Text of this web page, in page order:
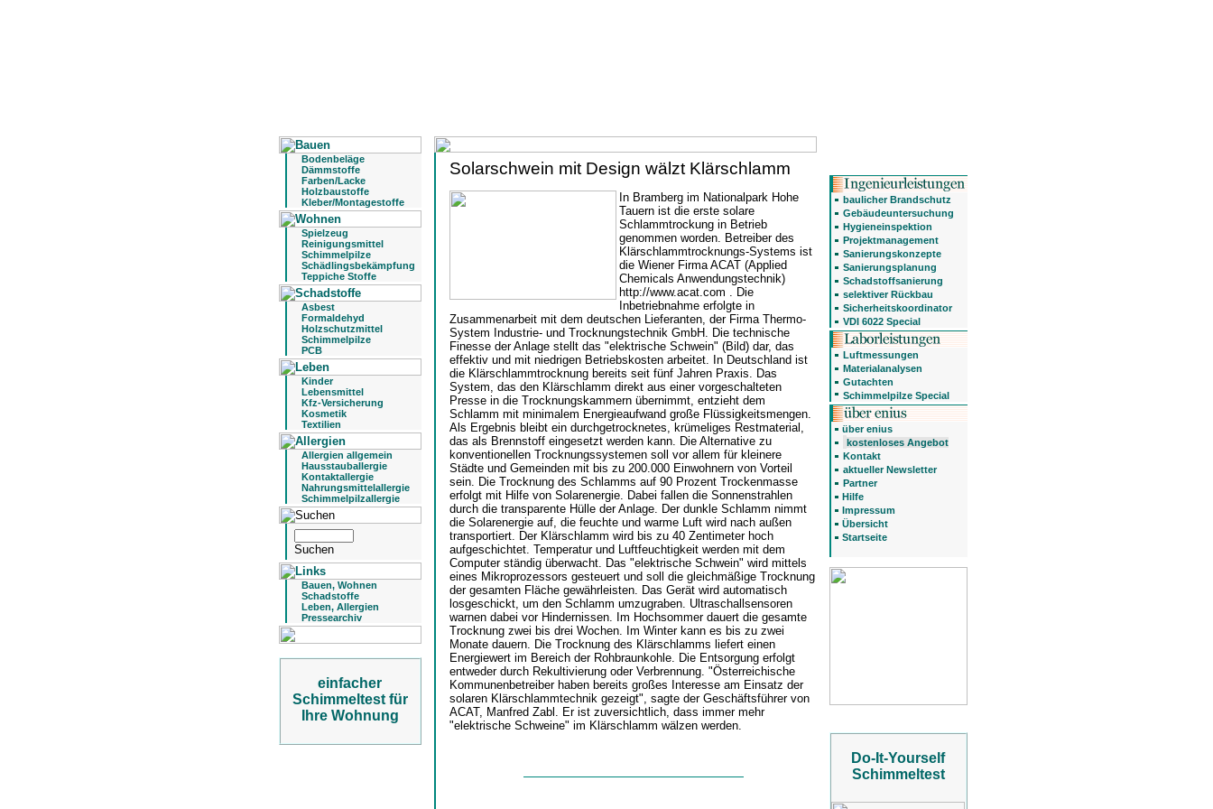
Bodenbeläge
Dämmstoffe
Farben/Lacke
Holzbaustoffe
Kleber/Montagestoffe
Spielzeug
Reinigungsmittel
Schimmelpilze
Schädlingsbekämpfung
Teppiche Stoffe
Asbest
Formaldehyd
Holzschutzmittel
Schimmelpilze
PCB
Kinder
Lebensmittel
Kfz-Versicherung
Kosmetik
Textilien
Allergien allgemein
Hausstauballergie
Kontaktallergie
Nahrungsmittelallergie
Schimmelpilzallergie
Bauen, Wohnen
Schadstoffe
Leben, Allergien
Pressearchiv
einfacher
Schimmeltest für
Ihre Wohnung
Solarschwein mit Design wälzt Klärschlamm
In Bramberg im Nationalpark Hohe
Tauern ist die erste solare
Schlammtrockung in Betrieb
genommen worden. Betreiber des
Klärschlammtrocknungs-Systems ist
die Wiener Firma ACAT (Applied
Chemicals Anwendungstechnik)
http://www.acat.com . Die
Inbetriebnahme erfolgte in
Zusammenarbeit mit dem deutschen Lieferanten, der Firma Thermo-
System Industrie- und Trocknungstechnik GmbH. Die technische
Finesse der Anlage stellt das "elektrische Schwein" (Bild) dar, das
effektiv und mit niedrigen Betriebskosten arbeitet. In Deutschland ist
die Klärschlammtrocknung bereits seit fünf Jahren Praxis. Das
System, das den Klärschlamm direkt aus einer vorgeschalteten
Presse in die Trocknungskammern übernimmt, entzieht dem
Schlamm mit minimalem Energieaufwand große Flüssigkeitsmengen.
Als Ergebnis bleibt ein durchgetrocknetes, krümeliges Restmaterial,
das als Brennstoff eingesetzt werden kann. Die Alternative zu
konventionellen Trocknungssystemen soll vor allem für kleinere
Städte und Gemeinden mit bis zu 200.000 Einwohnern von Vorteil
sein. Die Trocknung des Schlamms auf 90 Prozent Trockenmasse
erfolgt mit Hilfe von Solarenergie. Dabei fallen die Sonnenstrahlen
durch die transparente Hülle der Anlage. Der dunkle Schlamm nimmt
die Solarenergie auf, die feuchte und warme Luft wird nach außen
transportiert. Der Klärschlamm wird bis zu 40 Zentimeter hoch
aufgeschichtet. Temperatur und Luftfeuchtigkeit werden mit dem
Computer ständig überwacht. Das "elektrische Schwein" wird mittels
eines Mikroprozessors gesteuert und soll die gleichmäßige Trocknung
der gesamten Fläche gewährleisten. Das Gerät wird automatisch
losgeschickt, um den Schlamm umzugraben. Ultraschallsensoren
warnen dabei vor Hindernissen. Im Hochsommer dauert die gesamte
Trocknung zwei bis drei Wochen. Im Winter kann es bis zu zwei
Monate dauern. Die Trocknung des Klärschlamms liefert einen
Energiewert im Bereich der Rohbraunkohle. Die Entsorgung erfolgt
entweder durch Rekultivierung oder Verbrennung. "Österreichische
Kommunenbetreiber haben bereits großes Interesse am Einsatz der
solaren Klärschlammtechnik gezeigt", sagte der Geschäftsführer von
ACAT, Manfred Zabl. Er ist zuversichtlich, dass immer mehr
"elektrische Schweine" im Klärschlamm wälzen werden.
baulicher Brandschutz
Gebäudeuntersuchung
Hygieneinspektion
Projektmanagement
Sanierungskonzepte
Sanierungsplanung
Schadstoffsanierung
selektiver Rückbau
Sicherheitskoordinator
VDI 6022 Special
Luftmessungen
Materialanalysen
Gutachten
Schimmelpilze Special
über enius
kostenloses Angebot
Kontakt
aktueller Newsletter
Partner
Hilfe
Impressum
Übersicht
Startseite
Do-It-Yourself
Schimmeltest